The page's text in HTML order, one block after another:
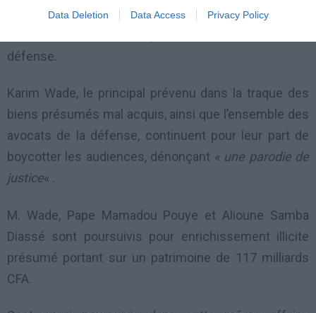
Data Deletion Data Access Privacy Policy
L’interrogatoire d’Ibrahim Khalil Bourgi va se poursuivr,
défense.
Karim Wade, le principal prévenu dans la traque des
biens présumés mal acquis, ainsi que l’ensemble des
avocats de la défense, continuent pour leur part de
boycotter les audiences, dénonçant « une parodie de
justice« .
M. Wade, Pape Mamadou Pouye et Alioune Samba
Diassé sont poursuivis pour enrichissement illicite
présumé portant sur un patrimoine de 117 milliards
CFA.